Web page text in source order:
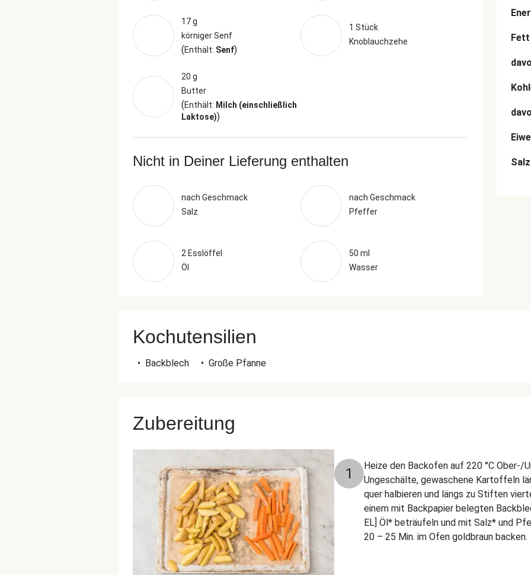
17 g
körniger Senf
(Enthält: Senf)
1 Stück
Knoblauchzehe
20 g
Butter
(Enthält: Milch (einschließlich
Laktose))
Nicht in Deiner Lieferung enthalten
nach Geschmack
Salz
nach Geschmack
Pfeffer
2 Esslöffel
Öl
50 ml
Wasser
Fett
Salz
Kochutensilien
• Backblech • Große Pfanne
Zubereitung
1
Heize den Backofen auf 220 °C Ober-/
Ungeschälte, gewaschene Kartoffeln
quer halbieren und längs zu Stiften
einem mit Backpapier belegten
EL] Öl* beträufeln und mit Salz* und
20 – 25 Min. im Ofen goldbraun backen.